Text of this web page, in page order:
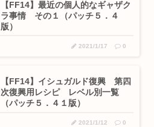
【FF14】最近の個人的なギャザク
ラ事情 その１（パッチ５．４
版）
2021/1/17 0
【FF14】イシュガルド復興 第四
次復興用レシピ レベル別一覧
（パッチ５．４１版）
2021/1/12 0